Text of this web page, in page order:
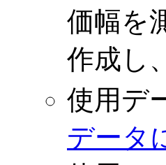
価幅を
作成し
使用デ
データ